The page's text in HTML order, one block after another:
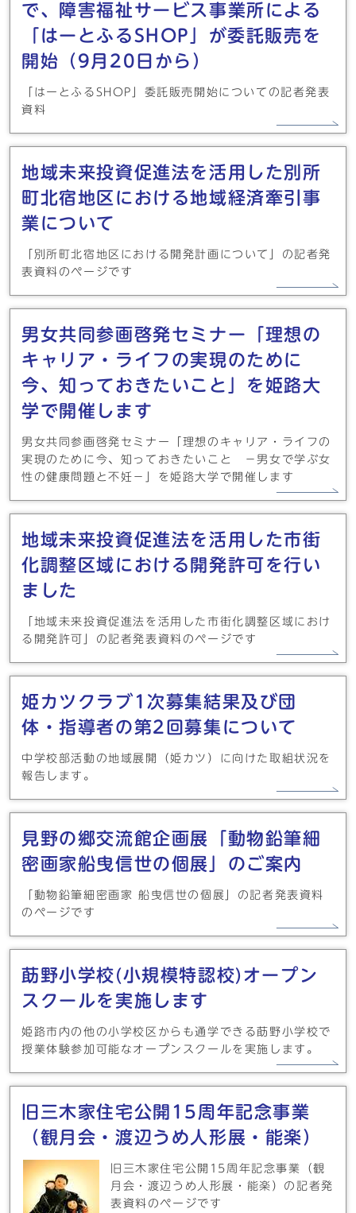
で、障害福祉サービス事業所による
「はーとふるSHOP」が委託販売を
開始（9月20日から）
「はーとふるSHOP」委託販売開始についての記者発表
資料
地域未来投資促進法を活用した別所
町北宿地区における地域経済牽引事
業について
「別所町北宿地区における開発計画について」の記者発
表資料のページです
男女共同参画啓発セミナー「理想の
キャリア・ライフの実現のために
今、知っておきたいこと」を姫路大
学で開催します
男女共同参画啓発セミナー「理想のキャリア・ライフの
実現のために今、知っておきたいこと －男女で学ぶ女
性の健康問題と不妊－」を姫路大学で開催します
地域未来投資促進法を活用した市街
化調整区域における開発許可を行い
ました
「地域未来投資促進法を活用した市街化調整区域におけ
る開発許可」の記者発表資料のページです
姫カツクラブ1次募集結果及び団
体・指導者の第2回募集について
中学校部活動の地域展開（姫カツ）に向けた取組状況を
報告します。
見野の郷交流館企画展「動物鉛筆細
密画家船曳信世の個展」のご案内
「動物鉛筆細密画家 船曳信世の個展」の記者発表資料
のページです
莇野小学校(小規模特認校)オープン
スクールを実施します
姫路市内の他の小学校区からも通学できる莇野小学校で
授業体験参加可能なオープンスクールを実施します。
旧三木家住宅公開15周年記念事業
（観月会・渡辺うめ人形展・能楽）
旧三木家住宅公開15周年記念事業（観
月会・渡辺うめ人形展・能楽）の記者発
表資料のページです